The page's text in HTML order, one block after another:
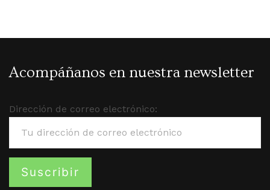
Acompáñanos en nuestra newsletter
Dirección de correo electrónico: